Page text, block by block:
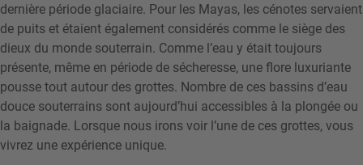
dernière période glaciaire. Pour les Mayas, les cénotes servaient
de puits et étaient également considérés comme le siège des
dieux du monde souterrain. Comme l’eau y était toujours
présente, même en période de sécheresse, une flore luxuriante
pousse tout autour des grottes. Nombre de ces bassins d’eau
douce souterrains sont aujourd’hui accessibles à la plongée ou
la baignade. Lorsque nous irons voir l’une de ces grottes, vous
vivrez une expérience unique.